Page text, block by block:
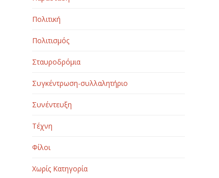
Πολιτική
Πολιτισμός
Σταυροδρόμια
Συγκέντρωση-συλλαλητήριο
Συνέντευξη
Τέχνη
Φίλοι
Χωρίς Κατηγορία